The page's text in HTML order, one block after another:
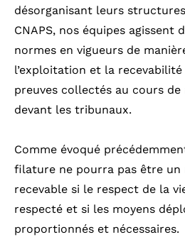
désorganisant leurs
CNAPS, nos équipes agissent
normes en vigueurs de
l’exploitation et la
preuves collectés au cours
devant les tribunaux.
Comme évoqué
filature ne pourra pas être un
recevable si le respect de la
respecté et si les moyens
proportionnés et nécessaires.